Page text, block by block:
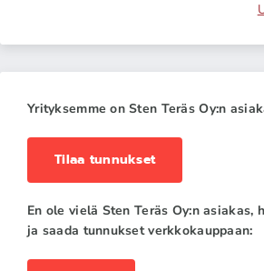
Yrityksemme on Sten Teräs Oy:n
Tilaa tunnukset
En ole vielä Sten Teräs Oy:n asiakas,
ja saada tunnukset verkkokauppaan: